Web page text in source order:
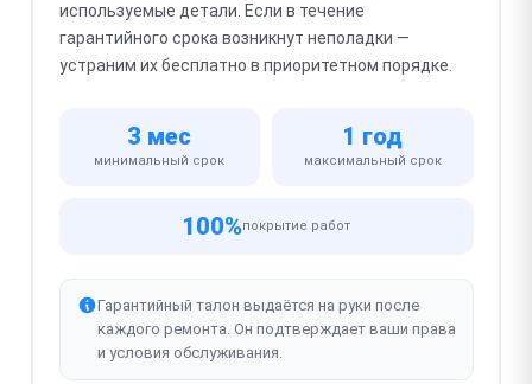
используемые детали. Если в течение
гарантийного срока возникнут неполадки —
устраним их бесплатно в приоритетном порядке.
3 мес
минимальный срок
1 год
максимальный срок
100%покрытие работ
Гарантийный талон выдаётся на руки после
каждого ремонта. Он подтверждает ваши права
и условия обслуживания.